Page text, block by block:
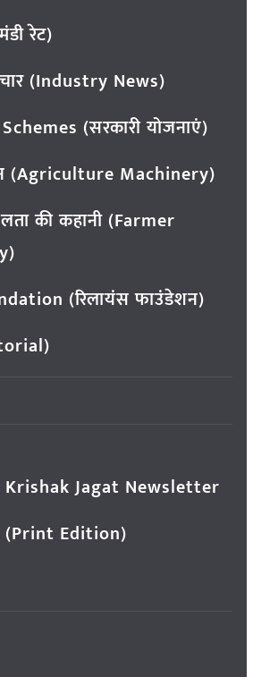
रेट)
(Industry News)
(सरकारी योजनाएं)
(Agriculture Machinery)
की कहानी (Farmer
(रिलायंस फाउंडेशन)
Krishak Jagat Newsletter
Edition)